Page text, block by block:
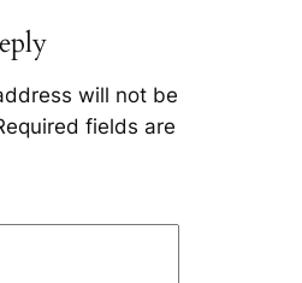
will not be
fields are